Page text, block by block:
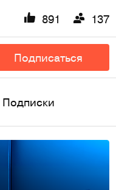
891 137
Подписаться
Подписки